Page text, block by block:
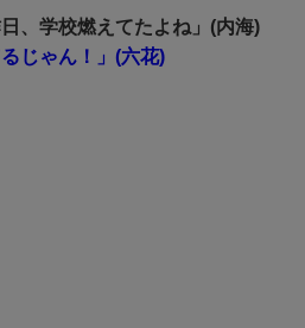
、学校燃えてたよね」(内海)
じゃん！」(六花)